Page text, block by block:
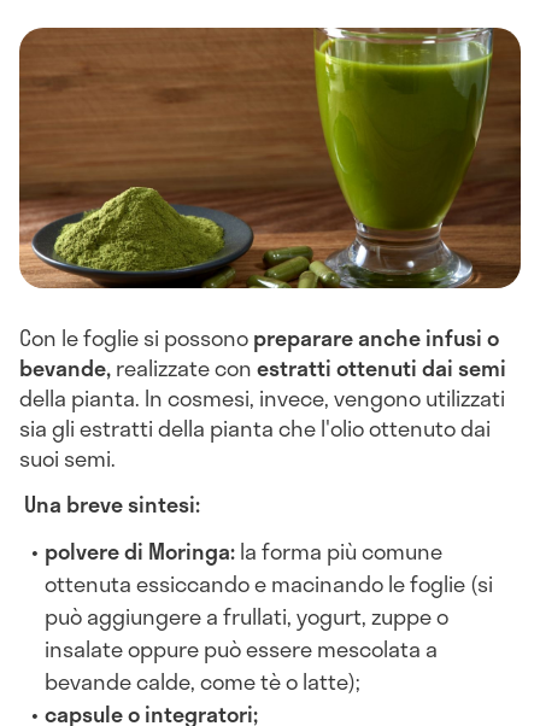
Con le foglie si possonopreparare anche infusi o
bevande,realizzate conestratti ottenuti dai semi
della pianta. In cosmesi, invece, vengono utilizzati
sia gli estratti della pianta che l'olio ottenuto dai
suoi semi.
Una breve sintesi:
polvere di Moringa:la forma più comune
ottenuta essiccando e macinando le foglie (si
può aggiungere a frullati, yogurt, zuppe o
insalate oppure può essere mescolata a
bevande calde, come tè o latte);
capsule o integratori;